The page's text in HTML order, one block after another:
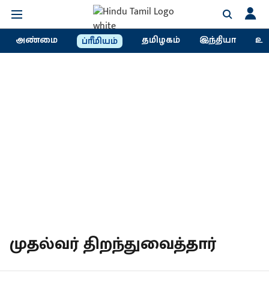
அண்மை ப்ரீமியம் தமிழகம் இந்தியா
முதல்வர் திறந்துவைத்தார்